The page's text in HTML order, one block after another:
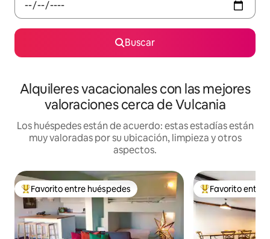
Buscar
Alquileres vacacionales con las mejores
valoraciones cerca de Vulcania
Los huéspedes están de acuerdo: estas estadías están
muy valoradas por su ubicación, limpieza y otros
aspectos.
Favorito entre huéspedes preferido
Favorito entre huéspedes Favorito entre
Favorito entre